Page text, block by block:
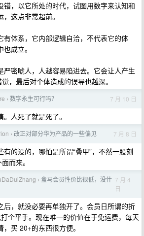
错，以它所处的时代，试图用数字来认知和
这点非常超前。
有体系，它内部逻辑自洽，不代表它的体
成立。
严密唬人，人越容易陷进去。它会让人产生
，最后对个体造成的误导也越深。
› 数字永生可行吗？ 7 月 10 日
人死了就是死了。
› 改正对部分华为产品的一些偏见 7 月 8 日
的没的，哪怕是所谓“叠甲”，不然一股刻
而来。
› 盒马会员性价比很低，没什 7 月 4
日
后，就没必要再单独开了。会员日所谓的折
个平手。现在唯一的价值在于免运费，每天
买 20+的东西很方便。